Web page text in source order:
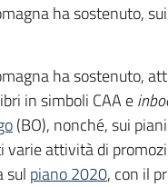
ha sostenuto,
ha sostenuto,
in simboli CAA e
(BO), nonché, sui piani
varie attività di
sul piano 2020, con il